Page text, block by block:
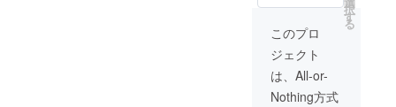
だきま
す。
展開：
S, M,
L,XL ・
カラー
展開：
白 ※サ
イズは
択
す
る
このプロ
ジェクト
は、All-or-
Nothing方式